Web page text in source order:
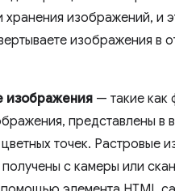
хранения изображений, и
изображения в
изображения — такие как
представлены в
точек. Растровые
получены с камеры или